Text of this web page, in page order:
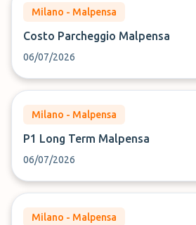
Milano - Malpensa
Costo Parcheggio Malpensa
06/07/2026
Milano - Malpensa
P1 Long Term Malpensa
06/07/2026
Milano - Malpensa